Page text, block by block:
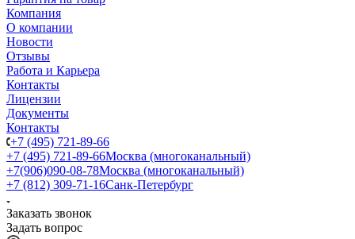
Компания
О компании
Новости
Отзывы
Работа и Карьера
Контакты
Лицензии
Документы
Контакты
+7 (495) 721-89-66
+7 (495) 721-89-66Москва (многоканальный)
+7(906)090-08-78Москва (многоканальный)
+7 (812) 309-71-16Санк-Петербург
Заказать звонок
Задать вопрос